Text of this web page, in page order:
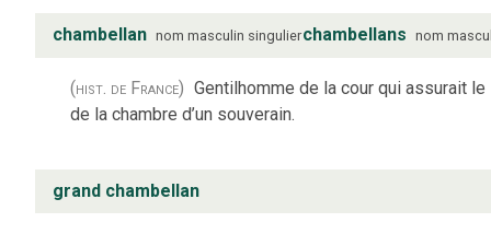
chambellan nom masculin singulierchambellans nom
(hist. de France) Gentilhomme de la cour qui assurait
de la chambre d’un souverain.
grand chambellan